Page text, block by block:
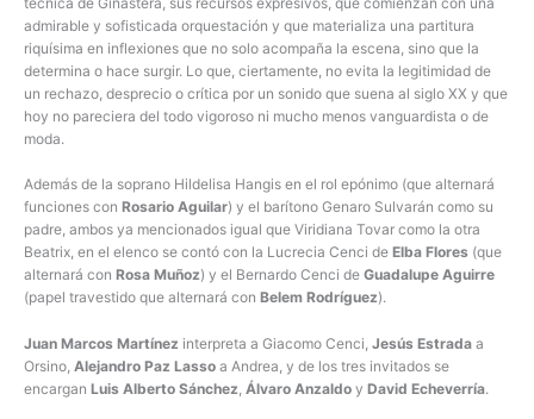
admirable y sofisticada orquestación y que materializa una partitura
riquísima en inflexiones que no solo acompaña la escena, sino que la
determina o hace surgir. Lo que, ciertamente, no evita la legitimidad de
un rechazo, desprecio o crítica por un sonido que suena al siglo XX y que
hoy no pareciera del todo vigoroso ni mucho menos vanguardista o de
moda.
Además de la soprano Hildelisa Hangis en el rol epónimo (que alternará
funciones con Rosario Aguilar) y el barítono Genaro Sulvarán como su
padre, ambos ya mencionados igual que Viridiana Tovar como la otra
Beatrix, en el elenco se contó con la Lucrecia Cenci de Elba Flores (que
alternará con Rosa Muñoz) y el Bernardo Cenci de Guadalupe Aguirre
(papel travestido que alternará con Belem Rodríguez).
Juan Marcos Martínez interpreta a Giacomo Cenci, Jesús Estrada a
Orsino, Alejandro Paz Lasso a Andrea, y de los tres invitados se
encargan Luis Alberto Sánchez Álvaro Anzaldo y David Echeverría.